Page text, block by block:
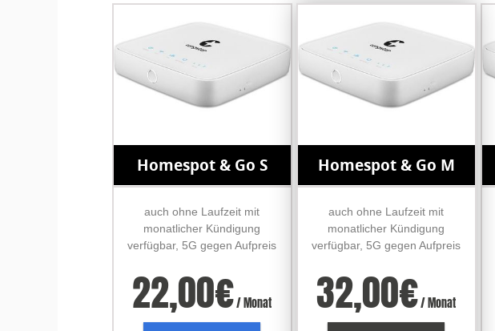
Homespot & Go S
auch ohne Laufzeit mit
monatlicher Kündigung
verfügbar, 5G gegen Aufpreis
22,00€/ Monat
Homespot & Go M
auch ohne Laufzeit mit
monatlicher Kündigung
verfügbar, 5G gegen Aufpreis
32,00€/ Monat